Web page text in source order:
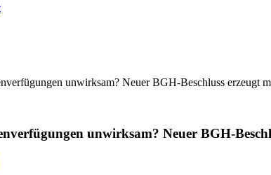
unwirksam? Neuer BGH-Beschluss erzeugt
unwirksam? Neuer BGH-